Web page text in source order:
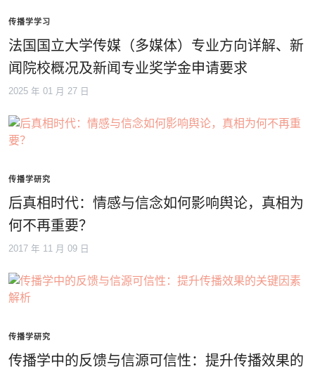
传播学学习
法国国立大学传媒（多媒体）专业方向详解、新
闻院校概况及新闻专业奖学金申请要求
2025 年 01 月 27 日
传播学研究
后真相时代：情感与信念如何影响舆论，真相为
何不再重要？
2017 年 11 月 09 日
传播学研究
传播学中的反馈与信源可信性：提升传播效果的